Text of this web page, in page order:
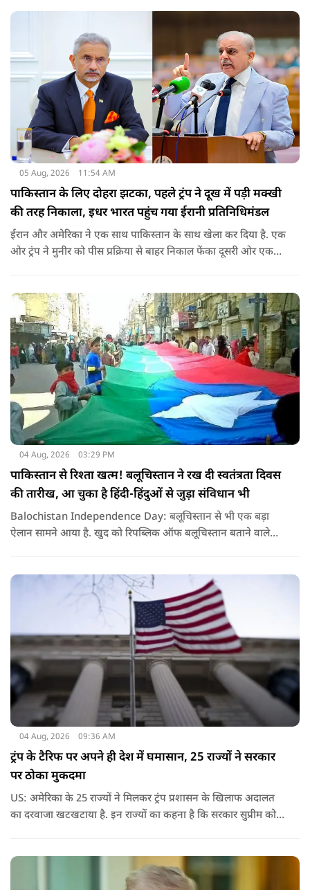
वीजा का समय-समय पर नवीनीकरण कराते हैं.
05 Aug, 2026 11:54 AM
पाकिस्तान के लिए दोहरा झटका, पहले ट्रंप ने दूख में पड़ी मक्खी
की तरह निकाला, इधर भारत पहुंच गया ईरानी प्रतिनिधिमंडल
ईरान और अमेरिका ने एक साथ पाकिस्तान के साथ खेला कर दिया है. एक
ओर ट्रंप ने मुनीर को पीस प्रक्रिया से बाहर निकाल फेंका दूसरी ओर एक
04 Aug, 2026 03:29 PM
पाकिस्तान से रिश्ता खत्म! बलूचिस्तान ने रख दी स्वतंत्रता दिवस
की तारीख, आ चुका है हिंदी-हिंदुओं से जुड़ा संविधान भी
Balochistan Independence Day: बलूचिस्तान से भी एक बड़ा
ऐलान सामने आया है. खुद को रिपब्लिक ऑफ बलूचिस्तान बताने वाले
04 Aug, 2026 09:36 AM
ट्रंप के टैरिफ पर अपने ही देश में घमासान, 25 राज्यों ने सरकार
पर ठोका मुकदमा
US: अमेरिका के 25 राज्यों ने मिलकर ट्रंप प्रशासन के खिलाफ अदालत
का दरवाजा खटखटाया है. इन राज्यों का कहना है कि सरकार सुप्रीम कोर्ट